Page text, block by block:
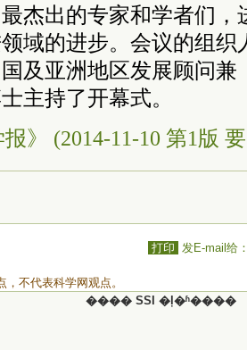
杰出的专家和学者们，
域的进步。会议的组织
及亚洲地区发展顾问兼
主持了开幕式。
报》 (2014-11-10 第1版
打印 发E-mail给
，不代表科学网观点。
���� SSI �ļ�ʱ����